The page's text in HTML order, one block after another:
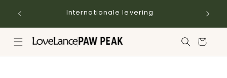
naar de
Internationale levering
Winkelwagen